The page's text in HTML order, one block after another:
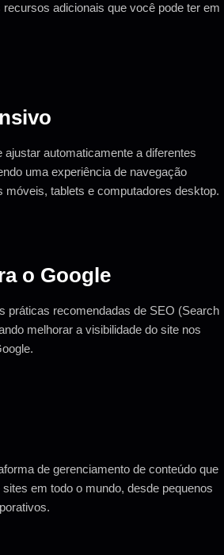
adicionais que você pode ter em
ajustar automaticamente a diferentes
uma experiência de navegação
móveis, tablets e computadores desktop.
o Google
práticas recomendadas de SEO (Search
melhorar a visibilidade do site nos
de gerenciamento de conteúdo que
em todo o mundo, desde pequenos